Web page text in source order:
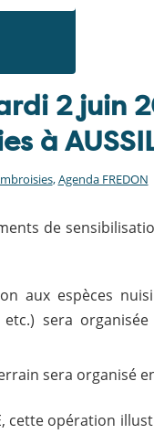
2 juin
à
,Agenda FREDON
de
aux espèces
sera
sera organisé
cette opération